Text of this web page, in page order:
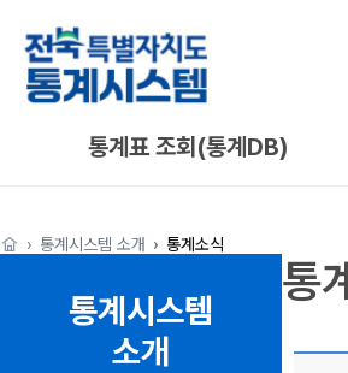
통계표 조회(통계DB)
통계시스템 소개 통계소식
통계시스템
소개
통